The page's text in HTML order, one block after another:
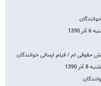
ام / فیلم ارسالی خوانندگان
1390